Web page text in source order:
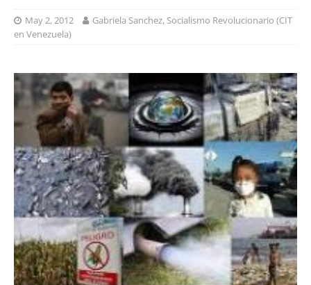
May 2, 2012
Gabriela Sanchez, Socialismo Revolucionario (CIT
en Venezuela)